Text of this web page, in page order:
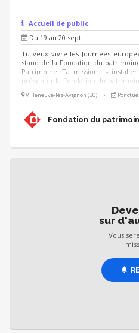
Accueil de public
Du 19 au 20 sept.
Tu veux vivre les Journées
stand de la Fondation du
Patrimoine! Ta mission : -
présenter la Fondation du
le cas échéant participer à
échéant, animer des visites du
participer à la valorisation du
tourisme, paysage, développement
Villeneuve-lès-Avignon (30) • Ponctuel
Fondation du
sur
Vous